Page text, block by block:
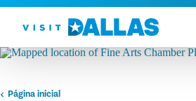
Ir diretamente para o conteúdo
Página inicial